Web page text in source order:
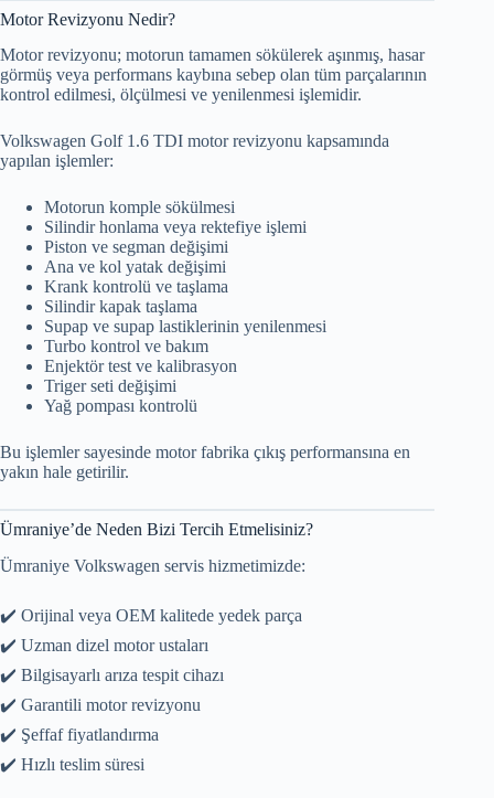
Motor Revizyonu Nedir?
Motor revizyonu; motorun tamamen sökülerek aşınmış, hasar
görmüş veya performans kaybına sebep olan tüm parçalarının
kontrol edilmesi, ölçülmesi ve yenilenmesi işlemidir.
Volkswagen Golf 1.6 TDI motor revizyonu kapsamında
yapılan işlemler:
Motorun komple sökülmesi
Silindir honlama veya rektefiye işlemi
Piston ve segman değişimi
Ana ve kol yatak değişimi
Krank kontrolü ve taşlama
Silindir kapak taşlama
Supap ve supap lastiklerinin yenilenmesi
Turbo kontrol ve bakım
Enjektör test ve kalibrasyon
Triger seti değişimi
Yağ pompası kontrolü
Bu işlemler sayesinde motor fabrika çıkış performansına en
yakın hale getirilir.
Ümraniye’de Neden Bizi Tercih Etmelisiniz?
Ümraniye Volkswagen servis hizmetimizde:
✔️ Orijinal veya OEM kalitede yedek parça
✔️ Uzman dizel motor ustaları
✔️ Bilgisayarlı arıza tespit cihazı
✔️ Garantili motor revizyonu
✔️ Şeffaf fiyatlandırma
✔️ Hızlı teslim süresi